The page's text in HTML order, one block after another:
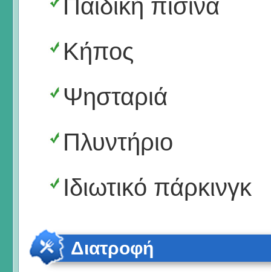
Παιδική πισίνα
Κήπος
Ψησταριά
Πλυντήριο
Ιδιωτικό πάρκινγκ
Διατροφή